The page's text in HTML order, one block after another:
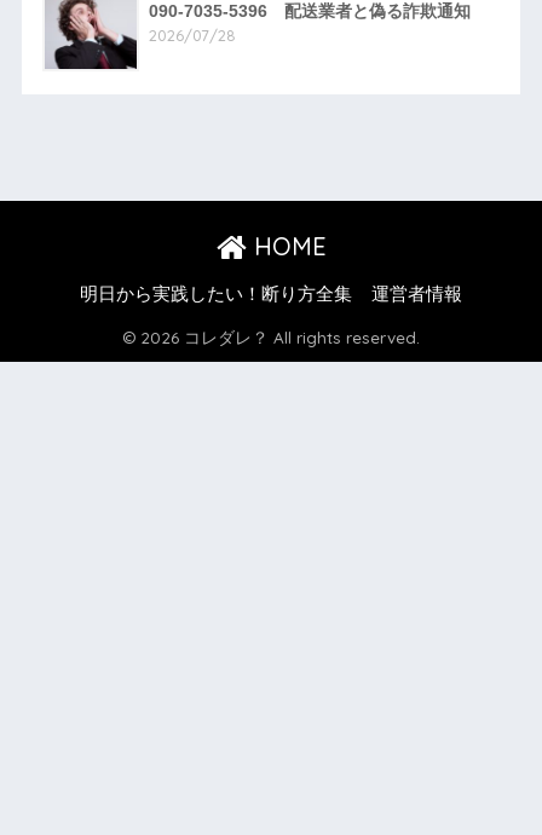
090-7035-5396 配送業者と偽る詐欺通知
2026/07/28
HOME
明日から実践したい！断り方全集 運営者情報
© 2026 コレダレ？ All rights reserved.